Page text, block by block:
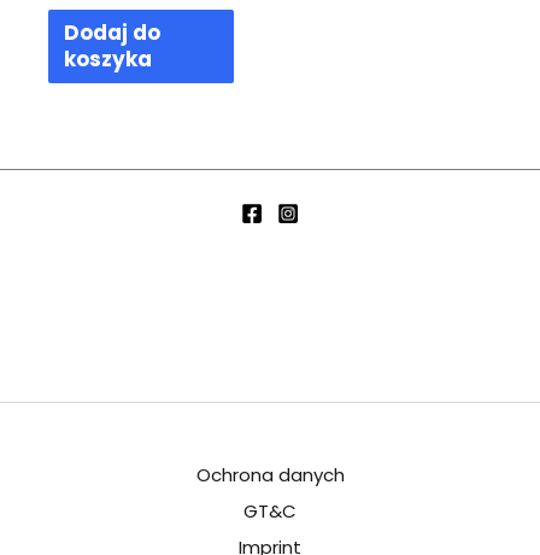
Dodaj do
koszyka
Ochrona danych
GT&C
Imprint